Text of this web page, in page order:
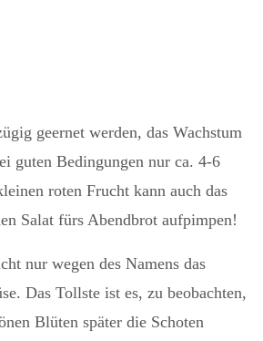
geernet werden, das Wachstum
guten Bedingungen nur ca. 4-6
roten Frucht kann auch das
Salat fürs Abendbrot aufpimpen!
nur wegen des Namens das
Das Tollste ist es, zu beobachten,
Blüten später die Schoten